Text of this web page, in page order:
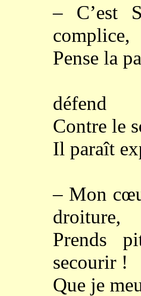
– C’est
complice,
Pense la
défend
Contre le
Il paraît
– Mon
droiture,
Prends
secourir !
Que je